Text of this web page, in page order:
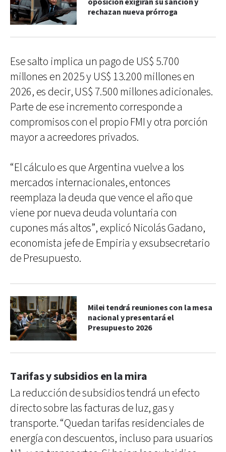
rechazan nueva prórroga
Ese salto implica un pago de US$ 5.700
millones en 2025 y US$ 13.200 millones en
2026, es decir, US$ 7.500 millones adicionales.
Parte de ese incremento corresponde a
compromisos con el propio FMI y otra porción
mayor a acreedores privados.
“El cálculo es que Argentina vuelve a los
mercados internacionales, entonces
reemplaza la deuda que vence el año que
viene por nueva deuda voluntaria con
cupones más altos”, explicó Nicolás Gadano,
economista jefe de Empiria y exsubsecretario
de Presupuesto.
Milei tendrá reuniones con la mesa
nacional y presentará el
Presupuesto 2026
Tarifas y subsidios en la mira
La reducción de subsidios tendrá un efecto
directo sobre las facturas de luz, gas y
transporte. “Quedan tarifas residenciales de
energía con descuentos, incluso para usuarios